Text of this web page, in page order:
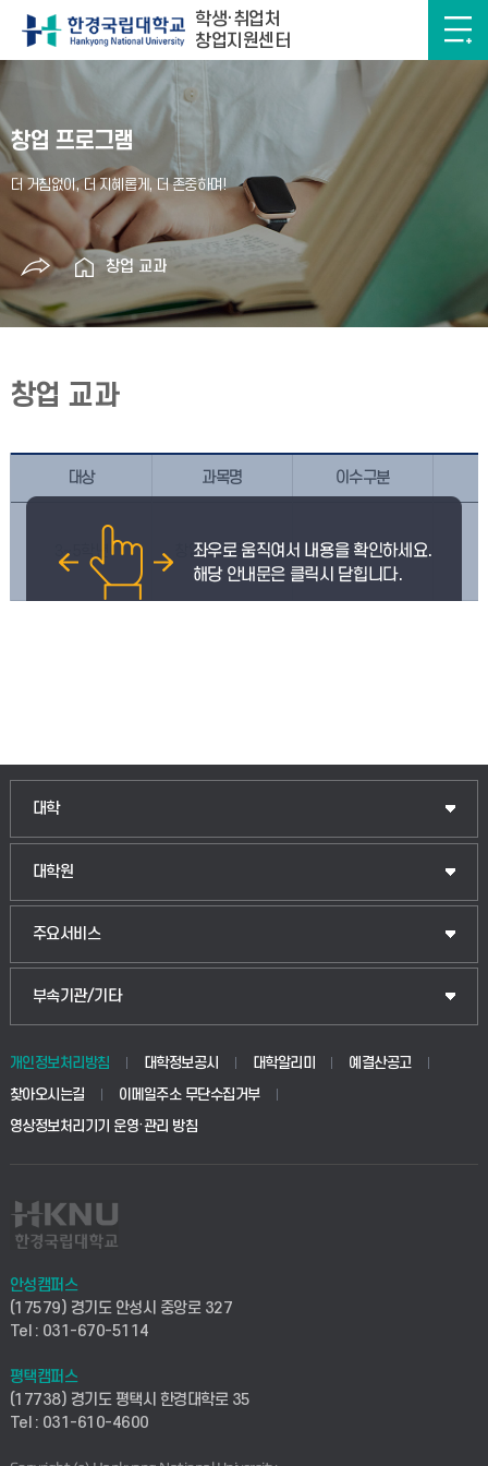
학생·취업처
창업지원센터
창업 프로그램
창업 교과
창업 교과
대상 과목명 이수구분
3~5학년 창업제대로하기 한경교양
대학
인문융합공공인재학부
법경영학부
생명공학부
사회안전시스템공학부
컴퓨터응용수학부
ICT로봇기계공학부
전자전기공학부
대학원
일반대학원
산업대학원
공공정책대학원
교육대학원
주요서비스
입학안내
웹메일
학사시스템(전문학사 및 전공심화)
사이버캠퍼스(전문학사 및 전공심화)
시설바로처리서비스
연구실안전관리시스템
산학연구관리시스템
부속기관/기타
중앙도서관
학생생활관(안성)
산학협력단
취업지원센터
창업지원센터
현장실습지원센터
개인정보처리방침 대학정보공시 대학알리미
예결산공고
찾아오시는길
이메일주소 무단수집거부
영상정보처리기기 운영·관리 방침
안성캠퍼스
(17579) 경기도 안성시 중앙로 327
Tel : 031-670-5114
평택캠퍼스
(17738) 경기도 평택시 한경대학로 35
Tel : 031-610-4600